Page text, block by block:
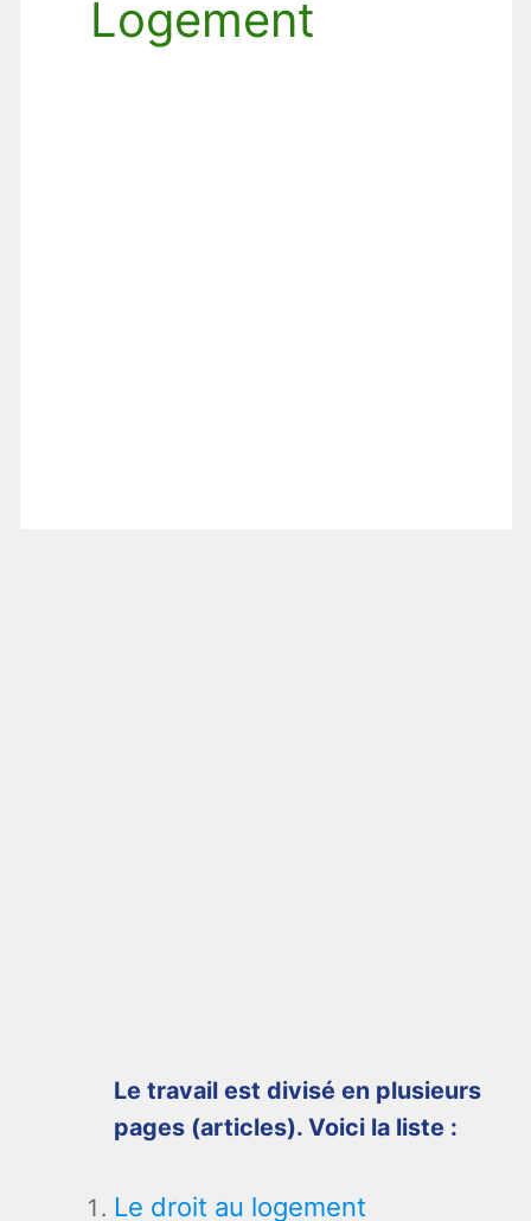
Logement
Le travail est divisé en plusieurs
pages (articles). Voici la liste :
Le droit au logement